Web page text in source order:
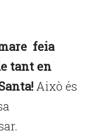
feia
tant en
Això és